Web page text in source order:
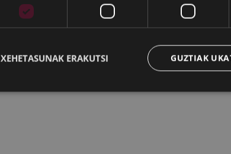
GUZTIAK
XEHETASUNAK ERAKUTSI